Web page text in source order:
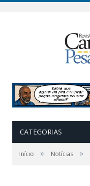
CATEGORIAS
Início » Notícias »